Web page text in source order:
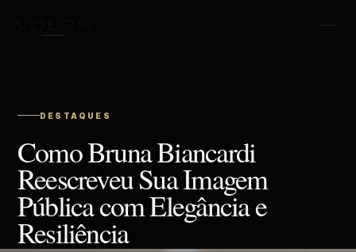
DESTAQUES
Como Bruna Biancardi
Reescreveu Sua Imagem
Pública com Elegância e
Resiliência